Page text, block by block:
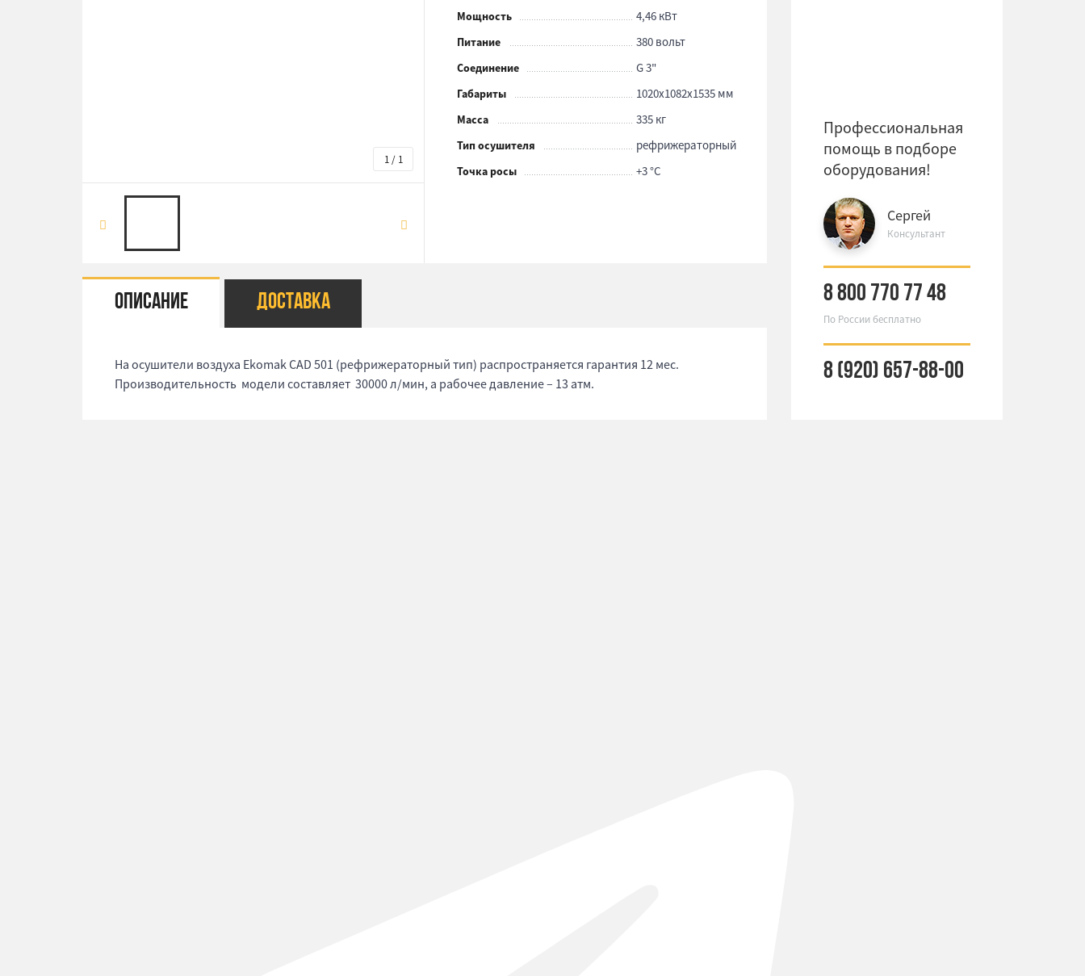
1 / 1
Мощность 4,46 кВт
Питание 380 вольт
Соединение G 3"
Габариты 1020x1082x1535 мм
Масса 335 кг
Тип осушителя рефрижераторный
Точка росы +3 °С
Описание Доставка
На осушители воздуха Ekomak CAD 501 (рефрижераторный тип) распространяется гарантия 12 мес.
Производительность модели составляет 30000 л/мин, а рабочее давление – 13 атм.
Профессиональная
помощь в подборе
оборудования!
Сергей
Консультант
8 800 770 77 48
По России бесплатно
8 (920) 657-88-00